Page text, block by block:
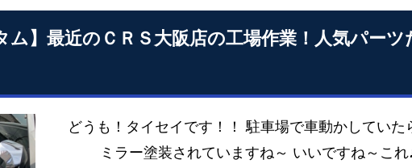
ム】最近のＣＲＳ大阪店の工場作業！人気パー
どうも！タイセイです！！ 駐車場で車動かしていた
ミラー塗装されていますね～ いいですね～これ♪